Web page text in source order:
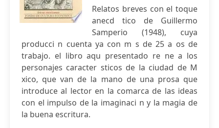
Relatos breves con el toque
anecd tico de Guillermo
Samperio (1948), cuya
producci n cuenta ya con m s de 25 a os de
trabajo. el libro aqu presentado re ne a los
personajes caracter sticos de la ciudad de M
xico, que van de la mano de una prosa que
introduce al lector en la comarca de las ideas
con el impulso de la imaginaci n y la magia de
la buena escritura.